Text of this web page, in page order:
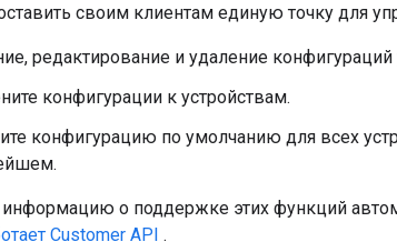
своим клиентам единую точку для
редактирование и удаление конфигураций
конфигурации к устройствам.
конфигурацию по умолчанию для всех
о поддержке этих функций
Customer API .